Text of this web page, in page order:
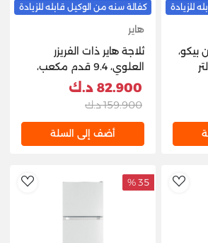
للزيادة
بيكو،
9 قدم مكعب، 250 لتر
كفالة سنه من الوكيل قابله للزيادة
هاير
ثلاجة هاير ذات الفريزر
العلوي، 9.4 قدم مكعب،
267 لتر - أبيض
82.900 د.ك
159.900 د.ك
أضف إلى السلة
AddToWishlist
35 %